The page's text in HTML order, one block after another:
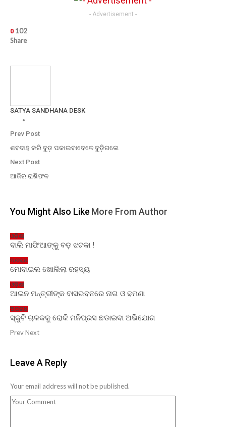
- Advertisement -
0 102
Share
SATYA SANDHANA DESK
Prev Post
ଶବଦାହ କରି ବୁଡ଼ ପକାଇବାବେଳେ ବୁଡ଼ିଗଲେ
Next Post
ଆଜିର ରାଶିଫଳ
You Might Also Like More From Author
ଓଡ଼ିଶା
ବାଲି ମାଫିଆଙ୍କୁ ବଡ଼ ଝଟକା !
ଅପରାଧ
ମୋବାଇଲ ଖୋଲିଲା ରହସ୍ୟ
ଓଡ଼ିଶା
ଆଇନ ମନ୍ତ୍ରୀଙ୍କ ବାସଭବନରେ ନାଗ ଓ ଢମଣା
ଅପରାଧ
ସ୍କୁଟି ଚାଳକକୁ ରୋକି ମନିପ୍ରସ ଛଡାଇବା ଅଭିଯୋଗ
PrevNext
Leave A Reply
Your email address will not be published.